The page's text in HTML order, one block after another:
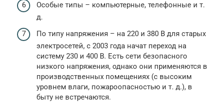
Особые типы – компьютерные, телефонные и т.
д.
По типу напряжения – на 220 и 380 В для старых
электросетей, с 2003 года начат переход на
систему 230 и 400 В. Есть сети безопасного
низкого напряжения, однако они применяются в
производственных помещениях (с высоким
уровнем влаги, пожароопасностью и т. д.), в
быту не встречаются.